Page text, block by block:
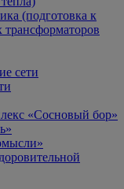
(подготовка к
трансформаторов
сети
«Сосновый бор»